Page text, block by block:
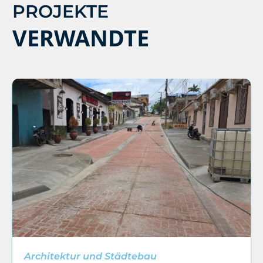
PROJEKTE
VERWANDTE
Architektur und Städtebau